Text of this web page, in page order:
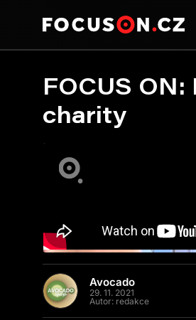
FOCUS
charity
Avocado
29. 11. 2021
Autor: redakce